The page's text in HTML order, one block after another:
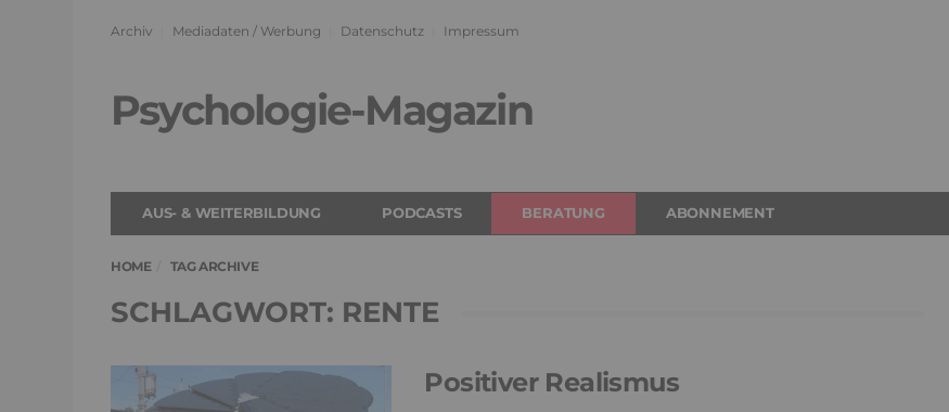
Archiv Mediadaten / Werbung Datenschutz Impressum
Psychologie-Magazin
AUS- & WEITERBILDUNG PODCASTS BERATUNG ABONNEMENT
HOME TAG ARCHIVE
SCHLAGWORT: RENTE
Positiver Realismus